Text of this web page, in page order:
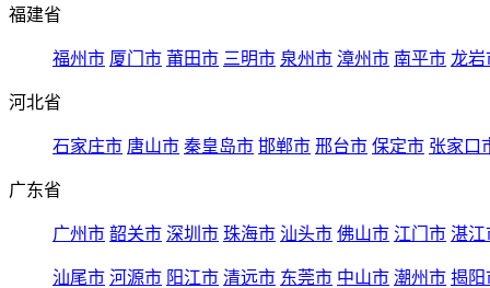
福建省
福州市 厦门市 莆田市 三明市 泉州市 漳州市 南平市 龙岩
河北省
石家庄市 唐山市 秦皇岛市 邯郸市 邢台市 保定市 张家口
广东省
广州市 韶关市 深圳市 珠海市 汕头市 佛山市 江门市 湛江
汕尾市 河源市 阳江市 清远市 东莞市 中山市 潮州市 揭阳